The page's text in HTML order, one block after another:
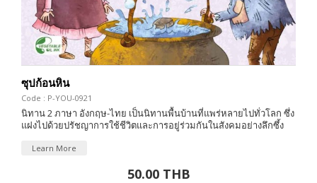
ซุปก้อนหิน
Code : P-YOU-0921
นิทาน 2 ภาษา อังกฤษ-ไทย เป็นนิทานพื้นบ้านที่แพร่หลายไปทั่วโลก ซึ่ง
แฝงไปด้วยปรัชญาการใช้ชีวิตและการอยู่ร่วมกันในสังคมอย่างลึกซึ้ง
Learn More
50.00 THB